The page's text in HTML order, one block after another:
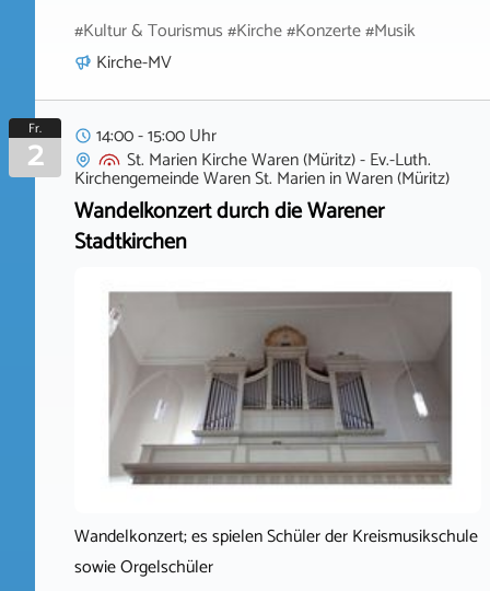
#Kultur & Tourismus #Kirche #Konzerte #Musik
Kirche-MV
Fr.
2
14:00 - 15:00 Uhr
St. Marien Kirche Waren (Müritz) - Ev.-Luth.
Kirchengemeinde Waren St. MarieninWaren (Müritz)
Wandelkonzert durch die Warener
Stadtkirchen
Wandelkonzert; es spielen Schüler der Kreismusikschule
sowie Orgelschüler